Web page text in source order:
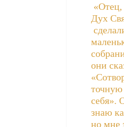
Дух
они
себя».
знаю
но мне